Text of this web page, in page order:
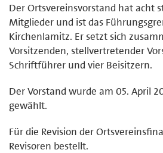
Der Ortsvereinsvorstand hat acht
Mitglieder und ist das
Kirchenlamitz. Er setzt sich
Vorsitzenden, stellvertretender
Schriftführer und vier Beisitzern.
Der Vorstand wurde am 05. April
gewählt.
Für die Revision der
Revisoren bestellt.